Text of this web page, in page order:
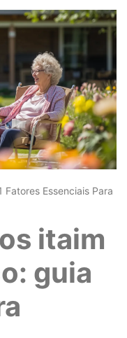
Essenciais Para
itaim
guia